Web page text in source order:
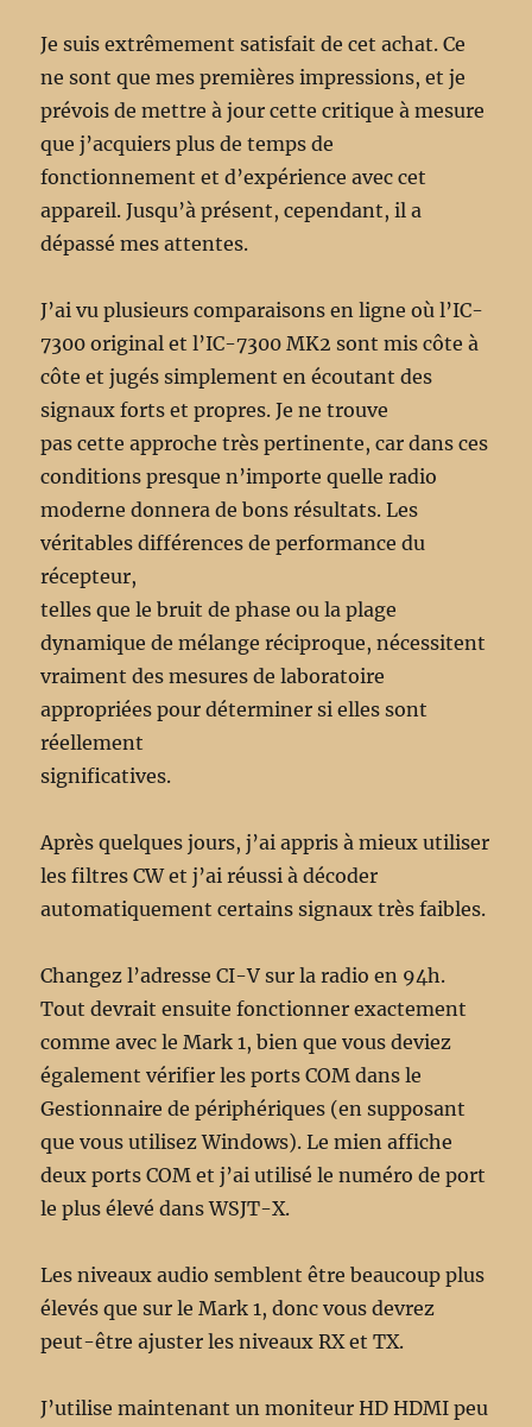
Je suis extrêmement satisfait de cet achat. Ce
ne sont que mes premières impressions, et je
prévois de mettre à jour cette critique à mesure
que j’acquiers plus de temps de
fonctionnement et d’expérience avec cet
appareil. Jusqu’à présent, cependant, il a
dépassé mes attentes.
J’ai vu plusieurs comparaisons en ligne où l’IC-
7300 original et l’IC-7300 MK2 sont mis côte à
côte et jugés simplement en écoutant des
signaux forts et propres. Je ne trouve
pas cette approche très pertinente, car dans ces
conditions presque n’importe quelle radio
moderne donnera de bons résultats. Les
véritables différences de performance du
récepteur,
telles que le bruit de phase ou la plage
dynamique de mélange réciproque, nécessitent
vraiment des mesures de laboratoire
appropriées pour déterminer si elles sont
réellement
significatives.
Après quelques jours, j’ai appris à mieux utiliser
les filtres CW et j’ai réussi à décoder
automatiquement certains signaux très faibles.
Changez l’adresse CI-V sur la radio en 94h.
Tout devrait ensuite fonctionner exactement
comme avec le Mark 1, bien que vous deviez
également vérifier les ports COM dans le
Gestionnaire de périphériques (en supposant
que vous utilisez Windows). Le mien affiche
deux ports COM et j’ai utilisé le numéro de port
le plus élevé dans WSJT-X.
Les niveaux audio semblent être beaucoup plus
élevés que sur le Mark 1, donc vous devrez
peut-être ajuster les niveaux RX et TX.
J’utilise maintenant un moniteur HD HDMI peu